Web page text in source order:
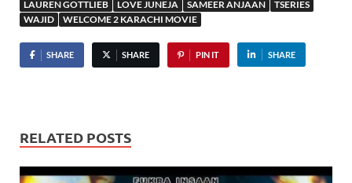
LAUREN GOTTLIEB
LOVE JUNEJA SAMEER ANJAAN
TSERIES
WAJID
WELCOME 2 KARACHI MOVIE
SHARE SHARE PIN IT SHARE
RELATED POSTS